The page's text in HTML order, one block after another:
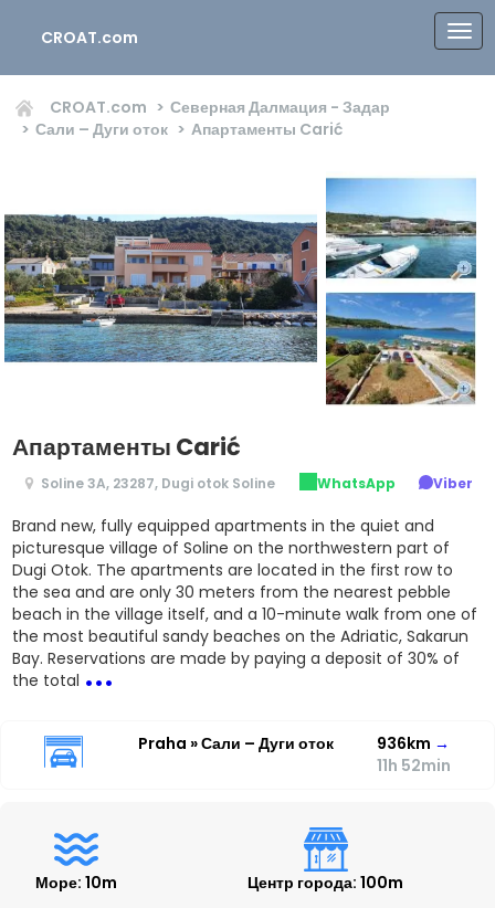
CROAT.com
CROAT.com
Северная Далмация - Задар
Сали – Дуги оток
Апартаменты Carić
Апартаменты Carić
Soline 3A, 23287, Dugi otok Soline WhatsApp Viber
Brand new, fully equipped apartments in the quiet and
picturesque village of Soline on the northwestern part of
Dugi Otok. The apartments are located in the first row to
the sea and are only 30 meters from the nearest pebble
beach in the village itself, and a 10-minute walk from one of
the most beautiful sandy beaches on the Adriatic, Sakarun
Bay. Reservations are made by paying a deposit of 30% of
the total ...
Praha » Сали – Дуги оток 936km →
11h 52min
Море: 10m Центр города: 100m